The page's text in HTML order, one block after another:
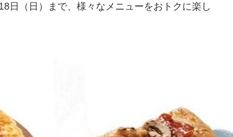
日（日）まで、様々なメニューをおトクに楽し